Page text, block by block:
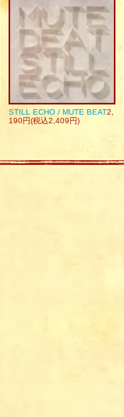
STILL ECHO / MUTE BEAT2,
190円(税込2,409円)